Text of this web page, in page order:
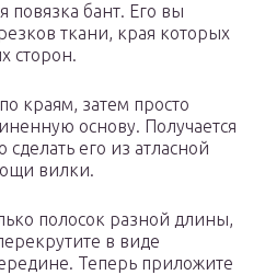
повязка бант. Его вы
ткани, края которых
сторон.
краям, затем просто
основу. Получается
его из атласной
вилки.
полосок разной длины,
в виде
Теперь приложите